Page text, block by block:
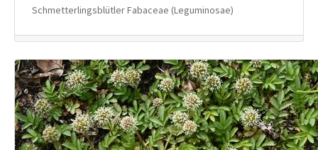
Schmetterlingsblütler Fabaceae (Leguminosae)